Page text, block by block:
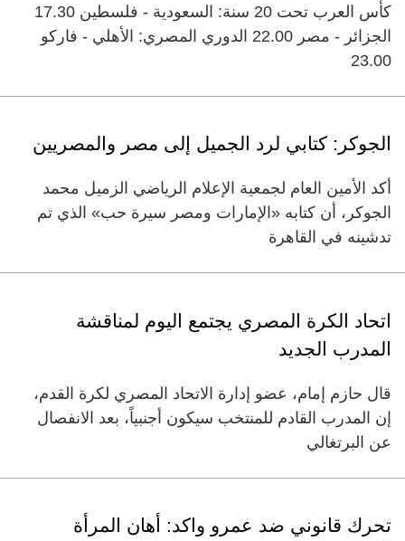
كأس العرب تحت 20 سنة: السعودية - فلسطين 17.30
الجزائر - مصر 22.00 الدوري المصري: الأهلي - فاركو
23.00
الجوكر: كتابي لرد الجميل إلى مصر والمصريين
أكد الأمين العام لجمعية الإعلام الرياضي الزميل محمد
الجوكر، أن كتابه «الإمارات ومصر سيرة حب» الذي تم
تدشينه في القاهرة
اتحاد الكرة المصري يجتمع اليوم لمناقشة
المدرب الجديد
قال حازم إمام، عضو إدارة الاتحاد المصري لكرة القدم،
إن المدرب القادم للمنتخب سيكون أجنبياً، بعد الانفصال
عن البرتغالي
تحرك قانوني ضد عمرو واكد: أهان المرأة